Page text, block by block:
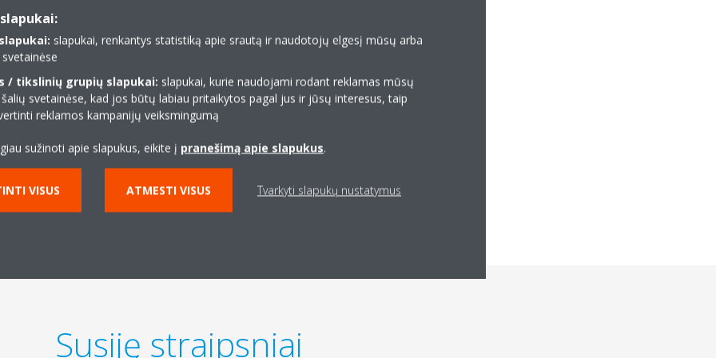
įrenginiai
yra su elektrostatiniais HEPA filtrais – aukšto
kurie elektrostatinėmis jėgomis sulaiko maksimalų ore
kartos filtravimo įrenginiai sulaiko beveik 99 % dalelių
suskaido oksidacijos būdu, naudodami „Streamer“
yra taip sunaikinamos, kad efektyviai sumažėja
kad galite naudotis galinga oro drėkinimo funkcija,
Nebereikės bijoti, kad sugrįš tos gražiosios pavasario
Susiję straipsniai
slapukai, renkantys statistiką apie srautą ir naudotojų elgesį mūsų arba
/ tikslinių grupių slapukai: slapukai, kurie naudojami rodant reklamas mūsų
svetainėse, kad jos būtų labiau pritaikytos pagal jus ir jūsų interesus, taip
reklamos kampanijų veiksmingumą
sužinoti apie slapukus, eikite į pranešimą apie slapukus.
VISUS ATMESTI VISUS Tvarkyti slapukų nustatymus